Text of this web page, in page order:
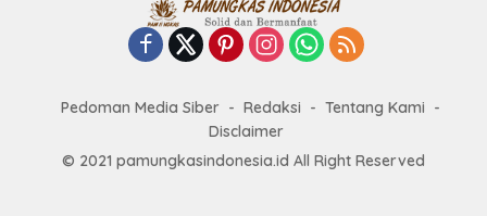
Pedoman Media Siber Redaksi
Tentang Kami
Disclaimer
© 2021 pamungkasindonesia.id All Right Reserved